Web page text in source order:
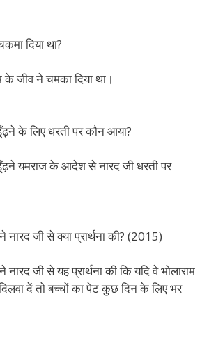
दिया था?
के जीव ने चमका दिया था।
के लिए धरती पर कौन आया?
यमराज के आदेश से नारद जी धरती पर
नारद जी से क्या प्रार्थना की? (2015)
नारद जी से यह प्रार्थना की कि यदि वे भोलाराम
दें तो बच्चों का पेट कुछ दिन के लिए भर